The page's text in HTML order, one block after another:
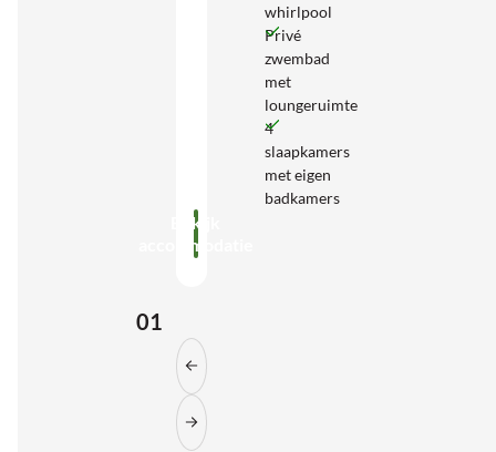
whirlpool
Privé
zwembad
met
loungeruimte
4
slaapkamers
met eigen
badkamers
Bekijk
accommodatie
01